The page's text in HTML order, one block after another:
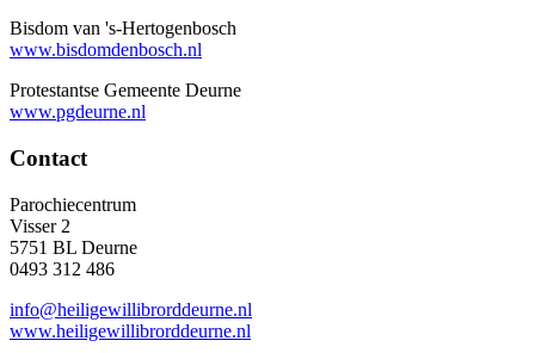
Bisdom van 's-Hertogenbosch
www.bisdomdenbosch.nl
Protestantse Gemeente Deurne
www.pgdeurne.nl
Contact
Parochiecentrum
Visser 2
5751 BL Deurne
0493 312 486
info@heiligewillibrorddeurne.nl
www.heiligewillibrorddeurne.nl